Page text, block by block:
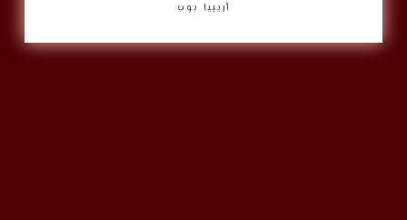
أريبيا بوب